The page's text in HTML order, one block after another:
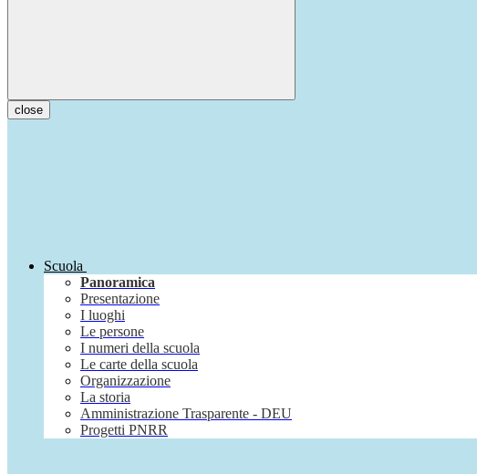
close
Scuola
Panoramica
Presentazione
I luoghi
Le persone
I numeri della scuola
Le carte della scuola
Organizzazione
La storia
Amministrazione Trasparente - DEU
Progetti PNRR